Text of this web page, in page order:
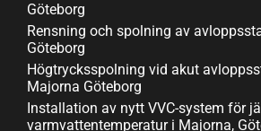
Göteborg
Rensning och spolning av
Göteborg
Högtrycksspolning vid akut
Majorna Göteborg
Installation av nytt VVC-system för
varmvattentemperatur i Majorna,